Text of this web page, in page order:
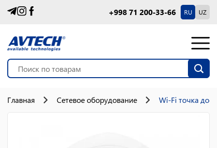
+998 71 200-33-66 RU UZ
Главная Сетевое оборудование Wi-Fi точка